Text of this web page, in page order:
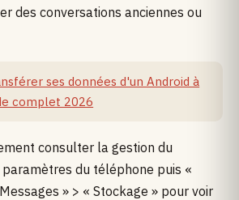
des conversations anciennes ou
ses données d'un Android à
complet 2026
consulter la gestion du
du téléphone puis «
» > « Stockage » pour voir